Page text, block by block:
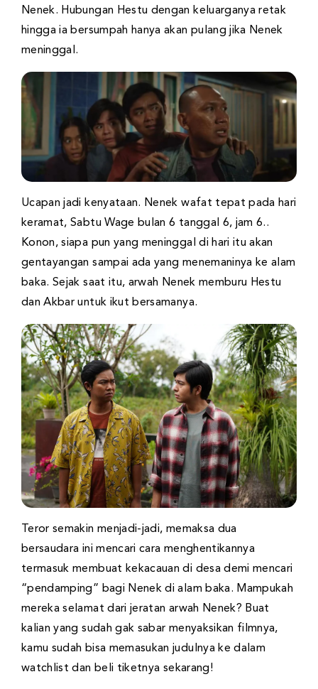
Nenek. Hubungan Hestu dengan keluarganya retak
hingga ia bersumpah hanya akan pulang jika Nenek
meninggal.
Ucapan jadi kenyataan. Nenek wafat tepat pada hari
keramat, Sabtu Wage bulan 6 tanggal 6, jam 6..
Konon, siapa pun yang meninggal di hari itu akan
gentayangan sampai ada yang menemaninya ke alam
baka. Sejak saat itu, arwah Nenek memburu Hestu
dan Akbar untuk ikut bersamanya.
Teror semakin menjadi-jadi, memaksa dua
bersaudara ini mencari cara menghentikannya
termasuk membuat kekacauan di desa demi mencari
“pendamping” bagi Nenek di alam baka. Mampukah
mereka selamat dari jeratan arwah Nenek? Buat
kalian yang sudah gak sabar menyaksikan filmnya,
kamu sudah bisa memasukan judulnya ke dalam
watchlist dan beli tiketnya sekarang!